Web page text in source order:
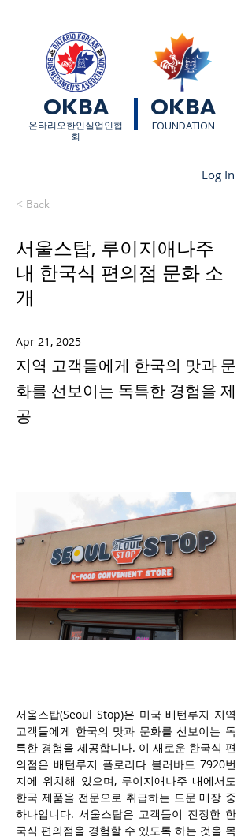
OKBA OKBA
​온타리오한인실업인협
회
FOUNDATION
Log In
< Back
서울스탑, 루이지애나주
내 한국식 편의점 문화 소
개
Apr 21, 2025
지역 고객들에게 한국의 맛과 문
화를 선보이는 독특한 경험을 제
공
서울스탑(Seoul Stop)은 미국 배턴루지 지역
고객들에게 한국의 맛과 문화를 선보이는 독
특한 경험을 제공합니다. 이 새로운 한국식 편
의점은 배턴루지 플로리다 블러바드 7920번
지에 위치해 있으며, 루이지애나주 내에서도
한국 제품을 전문으로 취급하는 드문 매장 중
하나입니다. 서울스탑은 고객들이 진정한 한
국식 편의점을 경험할 수 있도록 하는 것을 목